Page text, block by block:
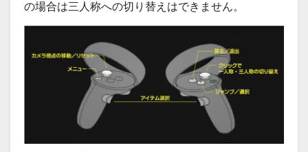
の場合は三人称への切り替えはできません。